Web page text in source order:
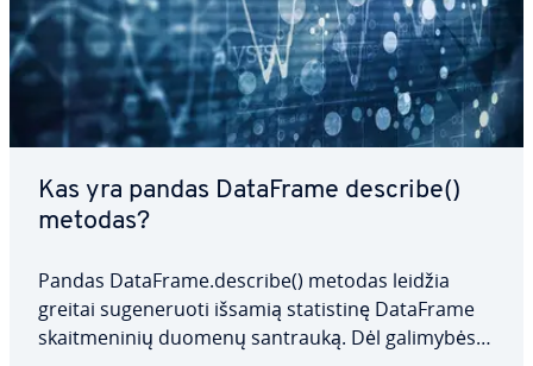
Kas yra pandas DataFrame describe()
metodas?
Pandas DataFrame.describe() metodas leidžia
greitai su­ge­ne­ruo­ti išsamią sta­tis­ti­nę DataFrame
skait­me­ni­nių duomenų santrauką. Dėl galimybės